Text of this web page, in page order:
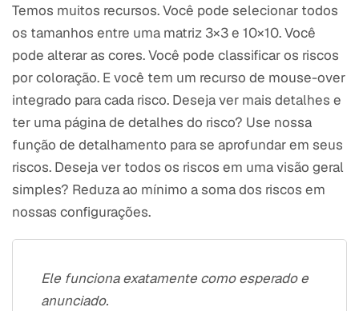
Temos muitos recursos. Você pode selecionar todos
os tamanhos entre uma matriz 3×3 e 10×10. Você
pode alterar as cores. Você pode classificar os riscos
por coloração. E você tem um recurso de mouse-over
integrado para cada risco. Deseja ver mais detalhes e
ter uma página de detalhes do risco? Use nossa
função de detalhamento para se aprofundar em seus
riscos. Deseja ver todos os riscos em uma visão geral
simples? Reduza ao mínimo a soma dos riscos em
nossas configurações.
Ele funciona exatamente como esperado e
anunciado.